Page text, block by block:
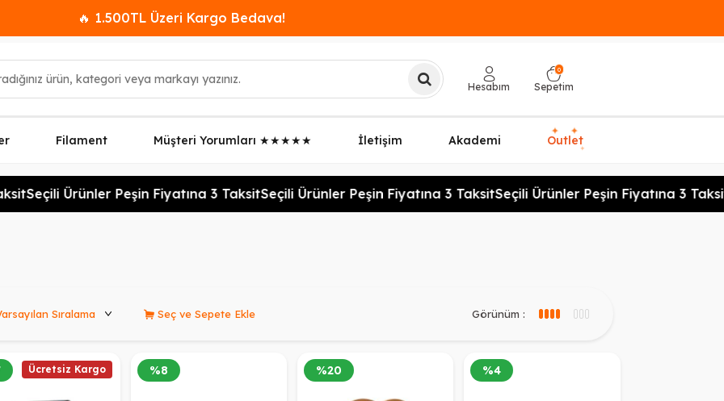
🔥 1.500TL Üzeri Kargo Bedava!
Hesabım
0
Sepetim
Filament Müşteri Yorumları ★★★★★ İletişim Akademi Outlet
✦ ✦
✦
Seçili Ürünler Peşin Fiyatına 3 TaksitSeçili Ürünler Peşin Fiyatına 3 TaksitSeçili Ürünler Peşin Fiyatına 3 Taksit
Seç ve Sepete Ekle Görünüm : 3 sütun görünüm
Ücretsiz Kargo %8 %20 %4